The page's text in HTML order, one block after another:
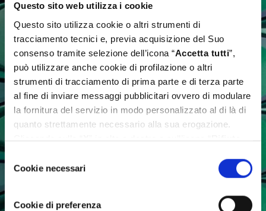
Questo sito web utilizza i cookie
Questo sito utilizza cookie o altri strumenti di
tracciamento tecnici e, previa acquisizione del Suo
consenso tramite selezione dell’icona “Accetta tutti”,
può utilizzare anche cookie di profilazione o altri
strumenti di tracciamento di prima parte e di terza parte
al fine di inviare messaggi pubblicitari ovvero di modulare
la fornitura del servizio in modo personalizzato al di là di
quanto strettamente necessario alla sua erogazione.
Cliccando sulla “X” in alto a destra o sull’icona “Rifiuta
cookie diversi da quelli tecnici. Se invece vuole
personalizzare le Sue scelte può selezionare i cookie
diversi da quelli tecnici e successivamente cliccare su
delCookie necessari
Cookie di preferenza